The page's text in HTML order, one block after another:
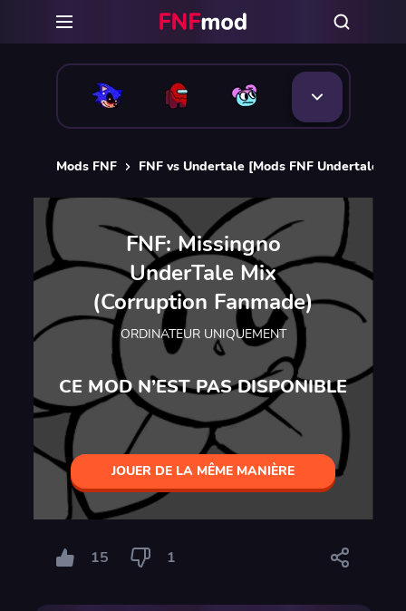
Mods FNF FNF vs Undertale [Mods FNF Undertale]
FNF: Missingno
UnderTale Mix
(Corruption Fanmade)
ORDINATEUR UNIQUEMENT
CE MOD N’EST PAS DISPONIBLE
JOUER DE LA MÊME MANIÈRE
15 1